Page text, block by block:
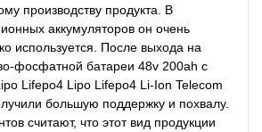
производству продукта. В
аккумуляторов он очень
используется. После выхода на
фосфатной батареи 48v 200ah с
Lifepo4 Lipo Lifepo4 Li-Ion Telecom
большую поддержку и похвалу.
считают, что этот вид продукции